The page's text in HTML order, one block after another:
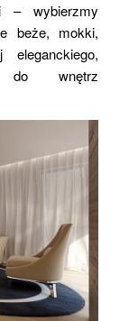
– wybierzmy
beże, mokki,
do wnętrz